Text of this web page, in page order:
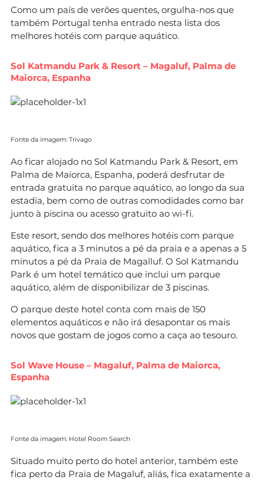
Como um país de verões quentes, orgulha-nos que
também Portugal tenha entrado nesta lista dos
melhores hotéis com parque aquático.
Sol Katmandu Park & Resort – Magaluf, Palma de
Maiorca, Espanha
Fonte da imagem: Trivago
Ao ficar alojado no Sol Katmandu Park & Resort, em
Palma de Maiorca, Espanha, poderá desfrutar de
entrada gratuita no parque aquático, ao longo da sua
estadia, bem como de outras comodidades como bar
junto à piscina ou acesso gratuito ao wi-fi.
Este resort, sendo dos melhores hotéis com parque
aquático, fica a 3 minutos a pé da praia e a apenas a 5
minutos a pé da Praia de Magalluf. O Sol Katmandu
Park é um hotel temático que inclui um parque
aquático, além de disponibilizar de 3 piscinas.
O parque deste hotel conta com mais de 150
elementos aquáticos e não irá desapontar os mais
novos que gostam de jogos como a caça ao tesouro.
Sol Wave House – Magaluf, Palma de Maiorca,
Espanha
Fonte da imagem: Hotel Room Search
Situado muito perto do hotel anterior, também este
fica perto da Praia de Magaluf, aliás, fica exatamente a